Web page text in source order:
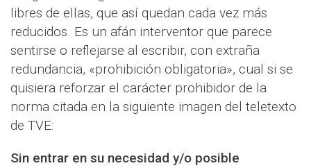
libres de ellas, que así quedan cada vez más
reducidos. Es un afán interventor que parece
sentirse o reflejarse al escribir, con extraña
redundancia, «prohibición obligatoria», cual si se
quisiera reforzar el carácter prohibidor de la
norma citada en la siguiente imagen del teletexto
de TVE:
Sin entrar en su necesidad y/o posible